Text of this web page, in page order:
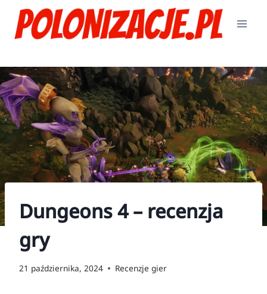
Przejdź
treści
Dungeons 4 – recenzja
gry
21 października, 2024 Recenzje gier